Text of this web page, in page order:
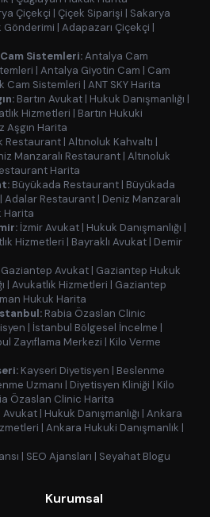
Çiçekçi | Çiçek Siparişi | Sakarya
Gönderimi | Adapazarı Çiçekçi |
Sistemleri:Antalya Cam
| Antalya Giyotin Cam | Cam
Cam Sistemleri | ANT SKY Harita
Bartın Avukat | Hukuk Danışmanlığı |
Hizmetleri | Bartın Hukuki
Aşgın Harita
Restaurant | Altınoluk Kahvaltı |
Manzaralı Restaurant | Altınoluk
Harita
Büyükada Restaurant | Büyükada
| Adalar Restaurant | Deniz Manzaralı
Harita
İzmir Avukat | Hukuk Danışmanlığı |
Hizmetleri | Bayraklı Avukat | Demir
Gaziantep Avukat | Gaziantep Hukuk
| Avukatlık Hizmetleri | Gaziantep
Hukuk Harita
Rabia Özaslan Clinic
| İstanbul Bölgesel İncelme |
Zayıflama Merkezi | Kilo Verme
Kayseri Diyetisyen | Beslenme
Uzmanı | Diyetisyen Kliniği | Kilo
Özaslan Clinic Harita
Avukat | Hukuk Danışmanlığı | Ankara
| Ankara Hukuki Danışmanlık |
| SEO Ajansları | Seyahat Blogu
Kurumsal